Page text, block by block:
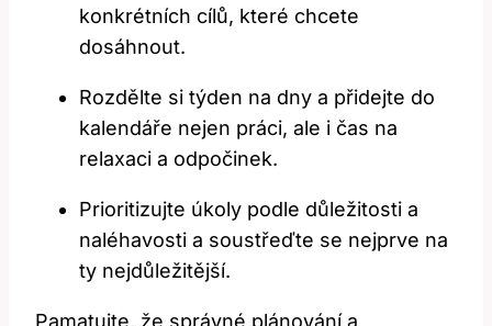
konkrétních cílů, které chcete
dosáhnout.
Rozdělte si týden na dny a přidejte do
kalendáře nejen práci, ale i čas na
relaxaci a odpočinek.
Prioritizujte úkoly podle důležitosti a
naléhavosti a soustřeďte se nejprve na
ty nejdůležitější.
Pamatujte, že správné plánování a